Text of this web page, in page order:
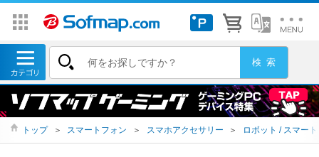
トップ ＞ スマートフォン ＞ スマホアクセサリー ＞ ロボット / スマー